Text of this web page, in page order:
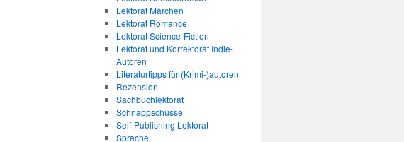
Lektorat Märchen
Lektorat Romance
Lektorat Science-Fiction
Lektorat und Korrektorat Indie-
Autoren
Literaturtipps für (Krimi-)autoren
Rezension
Sachbuchlektorat
Schnappschüsse
Self-Publishing Lektorat
Sprache